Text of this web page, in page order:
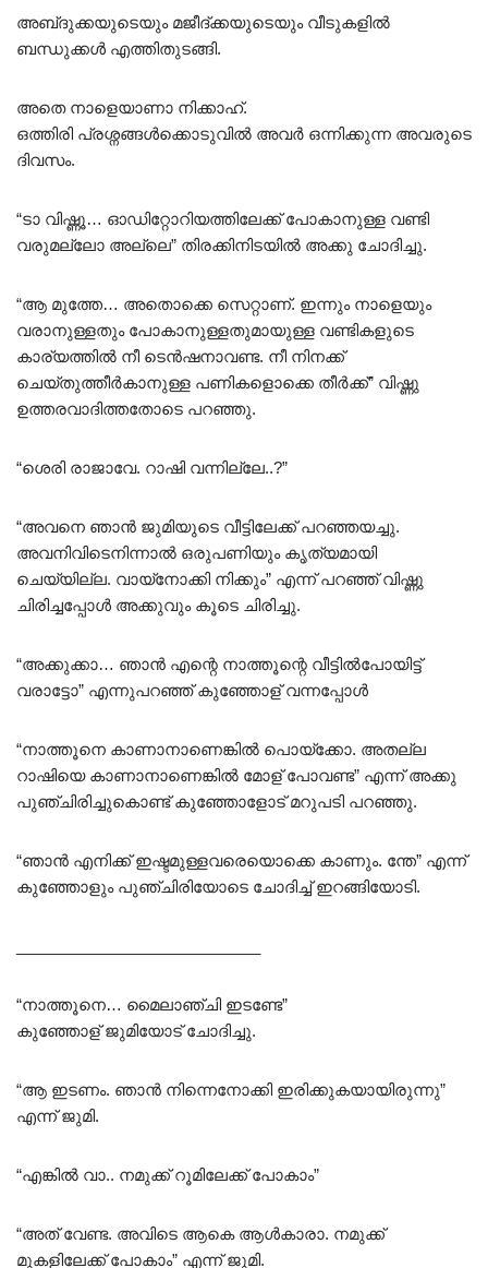
അബ്‌ദുക്കയുടെയും മജീദ്ക്കയുടെയും വീടുകളിൽ
ബന്ധുക്കൾ എത്തിതുടങ്ങി.
അതെ നാളെയാണാ നിക്കാഹ്.
ഒത്തിരി പ്രശ്നങ്ങൾക്കൊടുവിൽ അവർ ഒന്നിക്കുന്ന അവരുടെ
ദിവസം.
“ടാ വിഷ്ണൂ… ഓഡിറ്റോറിയത്തിലേക്ക് പോകാനുള്ള വണ്ടി
വരുമല്ലോ അല്ലെ” തിരക്കിനിടയിൽ അക്കു ചോദിച്ചു.
“ആ മുത്തേ… അതൊക്കെ സെറ്റാണ്. ഇന്നും നാളെയും
വരാനുള്ളതും പോകാനുള്ളതുമായുള്ള വണ്ടികളുടെ
കാര്യത്തിൽ നീ ടെൻഷനാവണ്ട. നീ നിനക്ക്
ചെയ്‌തുത്തീർകാനുള്ള പണികളൊക്കെ തീർക്ക്” വിഷ്ണു
ഉത്തരവാദിത്തതോടെ പറഞ്ഞു.
“ശെരി രാജാവേ. റാഷി വന്നില്ലേ..?”
“അവനെ ഞാൻ ജുമിയുടെ വീട്ടിലേക്ക് പറഞ്ഞയച്ചു.
അവനിവിടെനിന്നാൽ ഒരുപണിയും കൃത്യമായി
ചെയ്യില്ല. വായ്നോക്കി നിക്കും” എന്ന് പറഞ്ഞ് വിഷ്ണു
ചിരിച്ചപ്പോൾ അക്കുവും കൂടെ ചിരിച്ചു.
“അക്കുക്കാ… ഞാൻ എന്റെ നാത്തൂന്റെ വീട്ടിൽപോയിട്ട്
വരാട്ടോ” എന്നുപറഞ്ഞ് കുഞ്ഞോള് വന്നപ്പോൾ
“നാത്തൂനെ കാണാനാണെങ്കിൽ പൊയ്ക്കോ. അതല്ല
റാഷിയെ കാണാനാണെങ്കിൽ മോള് പോവണ്ട” എന്ന് അക്കു
പുഞ്ചിരിച്ചുകൊണ്ട് കുഞ്ഞോളോട് മറുപടി പറഞ്ഞു.
“ഞാൻ എനിക്ക് ഇഷ്ടമുള്ളവരെയൊക്കെ കാണും. ന്തേ” എന്ന്
കുഞ്ഞോളും പുഞ്ചിരിയോടെ ചോദിച്ച് ഇറങ്ങിയോടി.
“നാത്തൂനെ… മൈലാഞ്ചി ഇടണ്ടേ”
കുഞ്ഞോള് ജുമിയോട് ചോദിച്ചു.
“ആ ഇടണം. ഞാൻ നിന്നെനോക്കി ഇരിക്കുകയായിരുന്നു”
എന്ന് ജുമി.
“എങ്കിൽ വാ.. നമുക്ക് റൂമിലേക്ക് പോകാം”
“അത് വേണ്ട. അവിടെ ആകെ ആൾകാരാ. നമുക്ക്
മുകളിലേക്ക് പോകാം” എന്ന് ജുമി.